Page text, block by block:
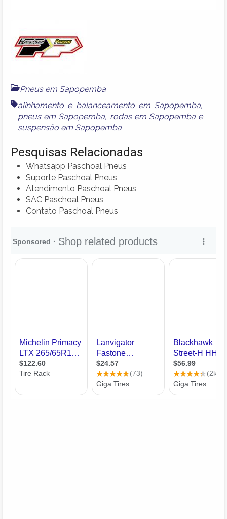
Pneus em Sapopemba
alinhamento e balanceamento em Sapopemba,
pneus em Sapopemba, rodas em Sapopemba e
suspensão em Sapopemba
Pesquisas Relacionadas
Whatsapp Paschoal Pneus
Suporte Paschoal Pneus
Atendimento Paschoal Pneus
SAC Paschoal Pneus
Contato Paschoal Pneus